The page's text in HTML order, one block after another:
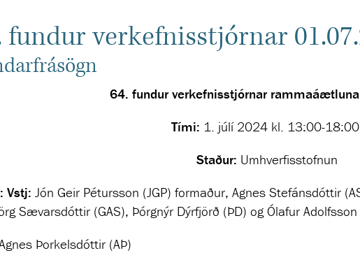
fundur verkefnisstjórnar
64. fundur verkefnisstjórnar
Tími: 1. júlí 2024 kl. 13:00-
Staður: Umhverfisstofnun
Vstj: Jón Geir Pétursson (JGP) formaður, Agnes Stefánsdóttir
Sævarsdóttir (GAS), Þórgnýr Dýrfjörð (ÞD) og Ólafur Adolfsson
Þorkelsdóttir (AÞ)